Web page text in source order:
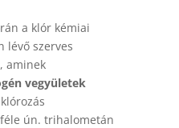
a klór kémiai
lévő szerves
aminek
vegyületek
ún. trihalometán